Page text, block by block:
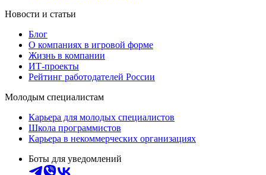
Новости и статьи
Блог
О компаниях в игровой форме
Жизнь в компании
ИТ-проекты
Рейтинг работодателей России
Молодым специалистам
Карьера для молодых специалистов
Школа программистов
Карьера в некоммерческих организациях
Боты для уведомлений